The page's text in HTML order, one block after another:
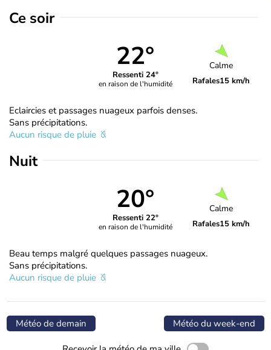
Ce soir
22°
Ressenti 24°
en raison de l'humidité
Calme
Rafales15 km/h
Eclaircies et passages nuageux parfois denses.
Sans précipitations.
Aucun risque de pluie
Nuit
20°
Ressenti 22°
en raison de l'humidité
Calme
Rafales15 km/h
Beau temps malgré quelques passages nuageux.
Sans précipitations.
Aucun risque de pluie
Météo de demain Météo du week-end